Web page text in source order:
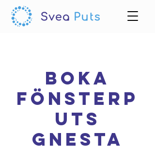
Boka
Fönsterp
uts
Gnesta